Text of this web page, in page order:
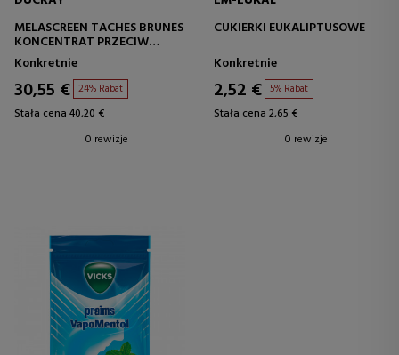
MELASCREEN TACHES BRUNES
KONCENTRAT PRZECIW
PLAMOM
Konkretnie
30,55 € 24% Rabat
Stała cena 40,20 €
0 rewizje
CUKIERKI EUKALIPTUSOWE
Konkretnie
2,52 € 5% Rabat
Stała cena 2,65 €
0 rewizje